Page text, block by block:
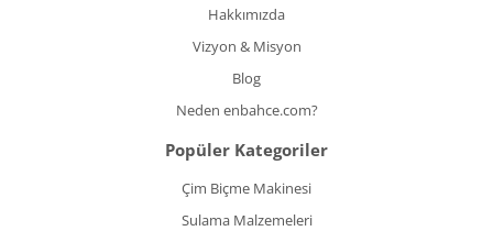
Hakkımızda
Vizyon & Misyon
Blog
Neden enbahce.com?
Popüler Kategoriler
Çim Biçme Makinesi
Sulama Malzemeleri